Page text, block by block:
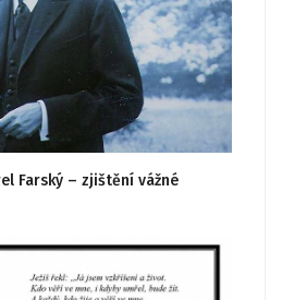
Farský – zjištění vážné